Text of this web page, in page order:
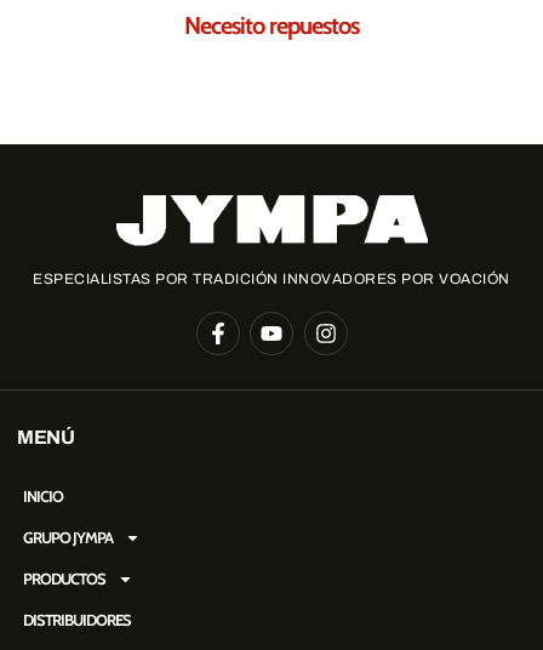
Necesito repuestos
ESPECIALISTAS POR TRADICIÓN INNOVADORES POR VOACIÓN
MENÚ
INICIO
GRUPO JYMPA
PRODUCTOS
DISTRIBUIDORES